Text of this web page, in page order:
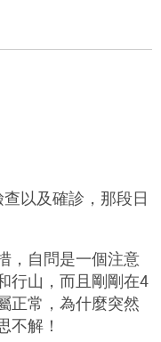
以及確診，那段日
，自問是一個注意
行山，而且剛剛在4
正常，為什麼突然
不解！